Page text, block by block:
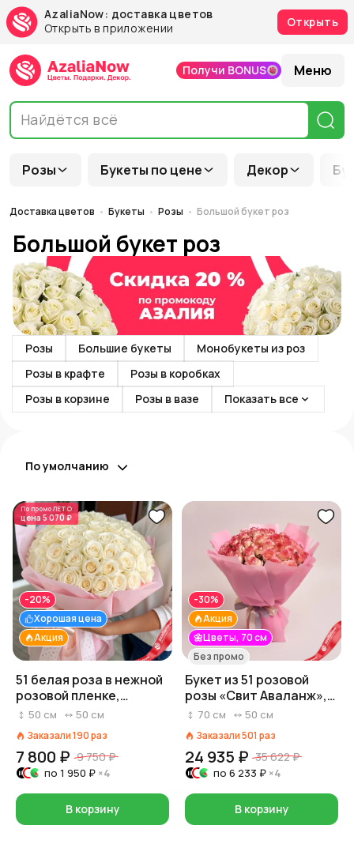
AzaliaNow: доставка цветов
Открыть в приложении
Открыть
Розы Букеты по цене Декор
Получи BONUS Меню
Доставка цветов Букеты Розы Большой букет роз
Большой букет роз
Розы Большие букеты
Монобукеты из роз
Розы в крафте
Розы в коробках
Розы в корзине
Розы в вазе Показать все
По умолчанию
По промоЛЕТО
цена 5 070 ₽
Акция
Хорошая цена
-20%
51 белая роза в нежной
розовой пленке,
Россия, 50 см
50 см 50 см
Заказали190раз
7 800 ₽ 9 750 ₽
по 1 950 ₽ ×4
В корзину
🌼Цветы, 70 см
Акция
-30%
Без промо
Букет из 51 розовой
розы «Свит Аваланж»,
70 см, Россия
70 см 50 см
Заказали501 раз
24 935 ₽ 35 622 ₽
по 6 233 ₽ ×4
В корзину